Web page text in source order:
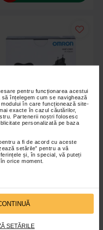
pentru funcționarea acestui
înțelegem cum se navighează
în care funcționează site-
exacte în cazul căutărilor,
Partenerii noștri folosesc
personalizată pe baza
a fi de acord cu aceste
setările” pentru a vă
și, în special, vă puteți
orice moment.
SETĂRILE
Adaptor Original pentru
tensiometre Omron de brat,
HHP-CM01